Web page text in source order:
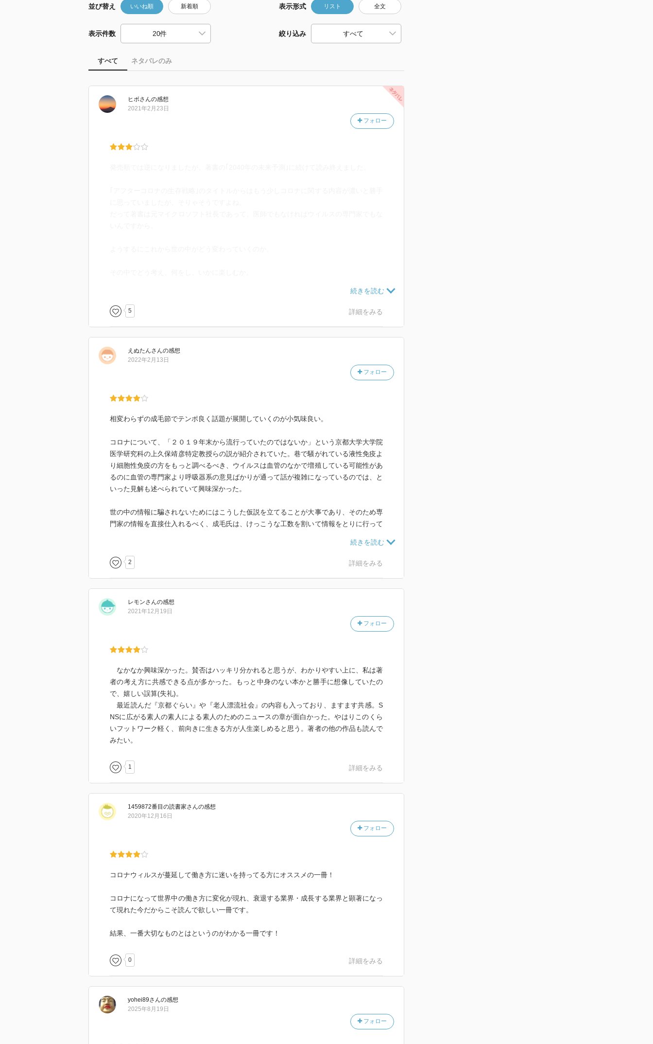
並び替え いいね順 新着順 表示形式 リスト 全文
表示件数 絞り込み
すべて ネタバレのみ
ヒボさんの感想
フォロー
2021年2月23日
ただ、中身は相変わらずわかりやすい。
転職から人付き合いにお金の稼ぎ方と使い方...
そして本書と昨日読み終えた「2040年の未来予想」は2冊まとめて読むことでより深く、
説明
内容紹介
日本マイクロソフト社長時代から遊び、稼ぎ続けてきた成毛氏の未来予測。
点を成毛氏が一挙公開。
世界情勢、マネーの動き、ビジネストレンドや人々の価値観の変化、延びる寿命と生き方
究や英語学習よりも必要なものとは?
以外」等々、個人の生き方にも豊富なオリジナルアドバイス!
内容（「BOOK」データベースより）
目を凝らせば勝機は無数にある!社会情勢、ビジネス潮流、お金の流れ、価値観・生き方
●成毛 眞:1955年、北海道生まれ。中央大学商学部卒業後、自動車部品メーカー、株式会
社代表取締役社長に就任。2000年に退社後、投資コンサルティング会社の株式会社イン
スパイアを設立。10年、おすすめ本を紹介する書評サイト「HONZ」を開設、代表を務め
る。
著者略歴 (「BOOK著者紹介情報」より)
成毛/眞
1955年、北海道生まれ。中央大学商学部卒業。自動車部品メーカー、アスキーなどを経
て、1986年、日本マイクロソフト入社。1991年、同社代表取締役社長就任。2000年に退
設、代表を務める。元早稲田大学ビジネススクール客員教授(本データはこの書籍が刊行
された当時に掲載されていたものです)
5 詳細をみる
えぬたんさんの感想
フォロー
2022年2月13日
相変わらずの成毛節でテンポ良く話題が展開していくのが小気味良い。
コロナについて、「２０１９年末から流行っていたのではないか」という京都大学大学院
医学研究科の上久保靖彦特定教授らの説が紹介されていた。巷で騒がれている液性免疫よ
り細胞性免疫の方をもっと調べるべき、ウイルスは血管のなかで増殖している可能性があ
るのに血管の専門家より呼吸器系の意見ばかりが通って話が複雑になっているのでは、と
いった見解も述べられていて興味深かった。
世の中の情報に騙されないためにはこうした仮説を立てることが大事であり、そのため専
門家の情報を直接仕入れるべく、成毛氏は、けっこうな工数を割いて情報をとりに行って
ヘルスケアの分野では、個人差を踏まえた上での日々の自己管理の必要性が高まってい
て、自らの心身のことを自ら観察し理解し行動を考えていくことが重要になっていると思
した。
「コロナ騒動で、ある領域の専門家は隣の領域の専門家ではないことを、日本国民全員が
して崇めるかが勝負だ」とも。あらゆる分野で知見の拡大がこれほど飛躍的に加速してい
「これからを生きる私たちは、その時代を楽しむしかないのだ。」
なお、本書には、情報収集のための具体的な情報がいろいろ盛り込まれている。「町山智
浩のアメリカの今を知るTV」や「アルジャジーラ・イングリッシュ」は早速参考にさせ
てもらった。
いう日米の小児科を知る医師の見解が紹介されていて、自分には大変参考になった。低用
いないことについて常々疑問を感じていたのだが、少し合点がいった。それと、本書の中
で紹介されていた久坂部羊氏のFacebookで見つけた「ボクの医シャ修行」がとても面白
かった。
2 詳細をみる
レモンさんの感想
フォロー
2021年12月19日
なかなか興味深かった。賛否はハッキリ分かれると思うが、わかりやすい上に、私は著
者の考え方に共感できる点が多かった。もっと中身のない本かと勝手に想像していたの
で、嬉しい誤算(失礼)。
最近読んだ『京都ぐらい』や『老人漂流社会』の内容も入っており、ますます共感。S
NSに広がる素人の素人による素人のためのニュースの章が面白かった。やはりこのくら
いフットワーク軽く、前向きに生きる方が人生楽しめると思う。著者の他の作品も読んで
みたい。
1 詳細をみる
1459872番目の読書家さんの感想
フォロー
2020年12月16日
コロナウィルスが蔓延して働き方に迷いを持ってる方にオススメの一冊！
コロナになって世界中の働き方に変化が現れ、衰退する業界・成長する業界と顕著になっ
て現れた今だからこそ読んで欲しい一冊です。
結果、一番大切なものとはというのがわかる一冊です！
0 詳細をみる
yohei89さんの感想
フォロー
2025年8月19日